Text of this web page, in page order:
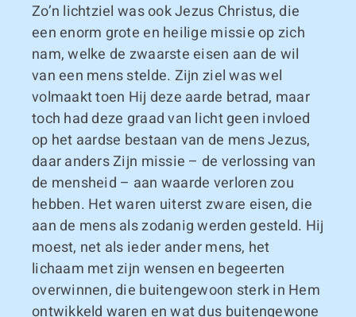
Zo’n lichtziel was ook Jezus Christus, die
een enorm grote en heilige missie op zich
nam, welke de zwaarste eisen aan de wil
van een mens stelde. Zijn ziel was wel
volmaakt toen Hij deze aarde betrad, maar
toch had deze graad van licht geen invloed
op het aardse bestaan van de mens Jezus,
daar anders Zijn missie – de verlossing van
de mensheid – aan waarde verloren zou
hebben. Het waren uiterst zware eisen, die
aan de mens als zodanig werden gesteld. Hij
moest, net als ieder ander mens, het
lichaam met zijn wensen en begeerten
overwinnen, die buitengewoon sterk in Hem
ontwikkeld waren en wat dus buitengewone